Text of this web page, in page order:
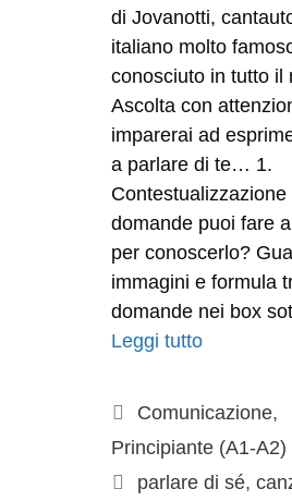
di Jovanotti,
italiano molto
conosciuto in tutto il
Ascolta con
imparerai ad
a parlare di te… 1.
Contestualizzazione
domande puoi fare
per conoscerlo?
immagini e formula
domande nei box
Leggi tutto
Comunicazione,
Principiante (A1-A2)
parlare di sé,